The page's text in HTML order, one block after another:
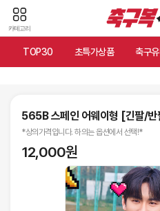
카테고리
TOP30 초특가상품 축구
565B 스페인 어웨이형 [긴팔/
*상의가격입니다. 하의는 옵션에서 선택!*
12,000원